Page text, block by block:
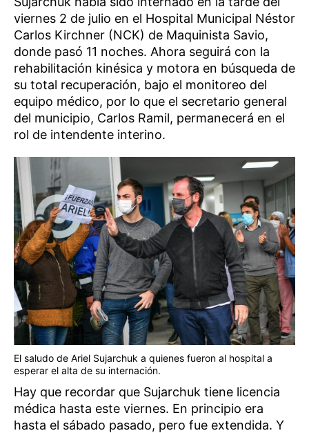
viernes 2 de julio en el Hospital Municipal Néstor
Carlos Kirchner (NCK) de Maquinista Savio,
donde pasó 11 noches. Ahora seguirá con la
rehabilitación kinésica y motora en búsqueda de
su total recuperación, bajo el monitoreo del
equipo médico, por lo que el secretario general
del municipio, Carlos Ramil, permanecerá en el
rol de intendente interino.
El saludo de Ariel Sujarchuk a quienes fueron al hospital a
esperar el alta de su internación.
Hay que recordar que Sujarchuk tiene licencia
médica hasta este viernes. En principio era
hasta el sábado pasado, pero fue extendida. Y